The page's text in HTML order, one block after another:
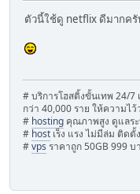
ตัวนี้ใช้ดู netflix ดีมากครั
# บริการโฮสติ้งขั้นเทพ 24/7
กว่า 40,000 ราย ให้ความไว้
# hosting คุณภาพสูง ดูแลร
# host เร็ง แรง ไม่มีล่ม ติดตั้
#vps ราคาถูก 50GB 999 บ